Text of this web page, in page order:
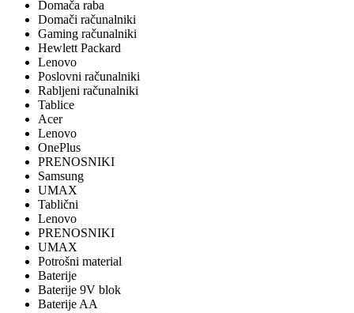
Domača raba
Domači računalniki
Gaming računalniki
Hewlett Packard
Lenovo
Poslovni računalniki
Rabljeni računalniki
Tablice
Acer
Lenovo
OnePlus
PRENOSNIKI
Samsung
UMAX
Tablični
Lenovo
PRENOSNIKI
UMAX
Potrošni material
Baterije
Baterije 9V blok
Baterije AA